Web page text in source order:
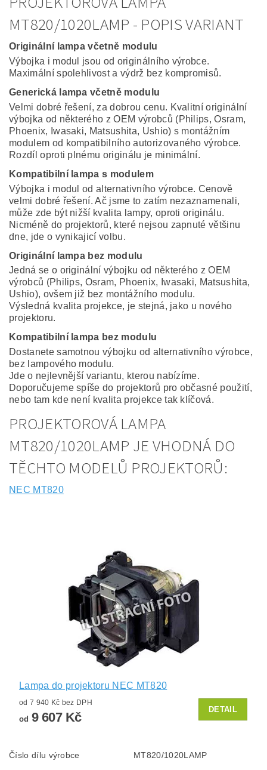
MT820/1020LAMP - POPIS VARIANT
Originální lampa včetně modulu
Výbojka i modul jsou od originálního výrobce.
Maximální spolehlivost a výdrž bez kompromisů.
Generická lampa včetně modulu
Velmi dobré řešení, za dobrou cenu. Kvalitní originální
výbojka od některého z OEM výrobců (Philips, Osram,
Phoenix, Iwasaki, Matsushita, Ushio) s montážním
modulem od kompatibilního autorizovaného výrobce.
Rozdíl oproti plnému originálu je minimální.
Kompatibilní lampa s modulem
Výbojka i modul od alternativního výrobce. Cenově
velmi dobré řešení. Ač jsme to zatím nezaznamenali,
může zde být nižší kvalita lampy, oproti originálu.
Nicméně do projektorů, které nejsou zapnuté většinu
dne, jde o vynikajicí volbu.
Originální lampa bez modulu
Jedná se o originální výbojku od některého z OEM
výrobců (Philips, Osram, Phoenix, Iwasaki, Matsushita,
Ushio), ovšem již bez montážního modulu.
Výsledná kvalita projekce, je stejná, jako u nového
projektoru.
Kompatibilní lampa bez modulu
Dostanete samotnou výbojku od alternativního výrobce,
bez lampového modulu.
Jde o nejlevnější variantu, kterou nabízíme.
Doporučujeme spíše do projektorů pro občasné použití,
nebo tam kde není kvalita projekce tak klíčová.
PROJEKTOROVÁ LAMPA
MT820/1020LAMP JE VHODNÁ DO
TĚCHTO MODELŮ PROJEKTORŮ:
NEC MT820
Lampa do projektoru NEC MT820
od 7 940 Kč bez DPH
od 9 607 Kč
DETAIL
Číslo dílu výrobce MT820/1020LAMP